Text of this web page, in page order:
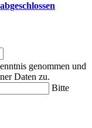
genommen und
Daten zu.
Bitte